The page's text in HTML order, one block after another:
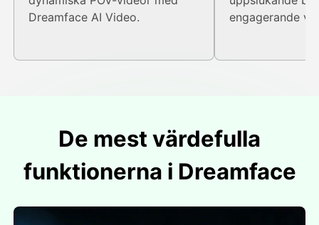
Dreamface AI Video.
engagerande
De mest värdefulla
funktionerna i Dreamface